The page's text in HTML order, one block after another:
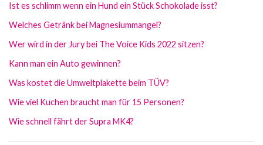
Ist es schlimm wenn ein Hund ein Stück Schokolade isst?
Welches Getränk bei Magnesiummangel?
Wer wird in der Jury bei The Voice Kids 2022 sitzen?
Kann man ein Auto gewinnen?
Was kostet die Umweltplakette beim TÜV?
Wie viel Kuchen braucht man für 15 Personen?
Wie schnell fährt der Supra MK4?